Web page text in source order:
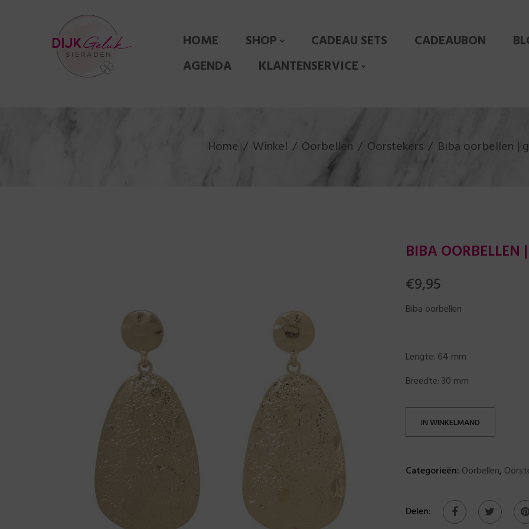
HOME SHOP CADEAU SETS CADEAUBON
AGENDA
KLANTENSERVICE
Home Winkel Oorbellen Oorstekers Biba oorbellen |
BIBA OORBELLEN
€9,95
Biba oorbellen
Lengte: 64 mm
Breedte: 30 mm
IN WINKELMAND
Categorieën: Oorbellen,
Delen: